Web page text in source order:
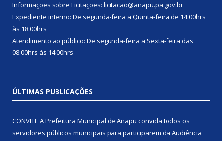
Informações sobre Licitações: licitacao@anapu.pa.gov.br
Expediente interno: De segunda-feira a Quinta-feira de 14:00hrs
às 18:00hrs
Atendimento ao público: De segunda-feira a Sexta-feira das
08:00hrs às 14:00hrs
ÚLTIMAS PUBLICAÇÕES
CONVITE A Prefeitura Municipal de Anapu convida todos os
servidores públicos municipais para participarem da Audiência